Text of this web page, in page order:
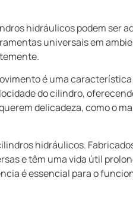
hidráulicos podem ser
universais em
é uma
do cilindro,
delicadeza, como o
hidráulicos.
e têm uma vida útil
é essencial para o